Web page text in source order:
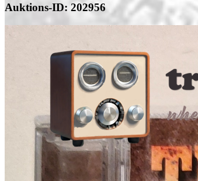
Auktions-ID: 202956